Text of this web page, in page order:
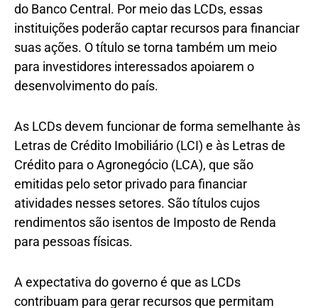
do Banco Central. Por meio das LCDs, essas
instituições poderão captar recursos para financiar
suas ações. O título se torna também um meio
para investidores interessados apoiarem o
desenvolvimento do país.
As LCDs devem funcionar de forma semelhante às
Letras de Crédito Imobiliário (LCI) e às Letras de
Crédito para o Agronegócio (LCA), que são
emitidas pelo setor privado para financiar
atividades nesses setores. São títulos cujos
rendimentos são isentos de Imposto de Renda
para pessoas físicas.
A expectativa do governo é que as LCDs
contribuam para gerar recursos que permitam